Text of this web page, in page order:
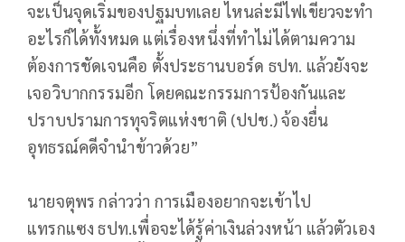
จะเป็นจุดเริ่มของปฐมบทเลย ไหนล่ะมีไฟเขียวจะทำ
อะไรก็ได้ทั้งหมด แต่เรื่องหนึ่งที่ทำไม่ได้ตามความ
ต้องการชัดเจนคือ ตั้งประธานบอร์ด ธปท. แล้วยังจะ
เจอวิบากกรรมอีก โดยคณะกรรมการป้องกันและ
ปราบปรามการทุจริตแห่งชาติ (ปปช.) จ้องยื่น
อุทธรณ์คดีจำนำข้าวด้วย”
นายจตุพร กล่าวว่า การเมืองอยากจะเข้าไป
แทรกแซง ธปท.เพื่อจะได้รู้ค่าเงินล่วงหน้า แล้วตัวเอง